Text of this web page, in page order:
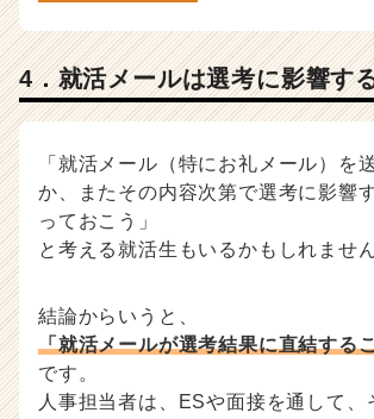
4．就活メールは選考に影響す
「就活メール（特にお礼メール）を
か、またその内容次第で選考に影響
っておこう」
と考える就活生もいるかもしれません
結論からいうと、
「就活メールが選考結果に直結する
です。
人事担当者は、ESや面接を通して、